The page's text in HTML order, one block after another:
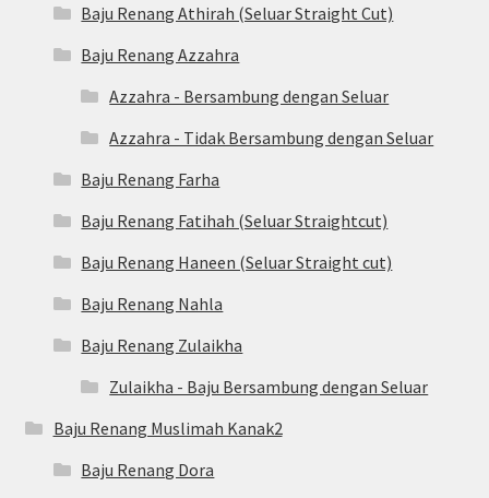
Baju Renang Athirah (Seluar Straight Cut)
Baju Renang Azzahra
Azzahra - Bersambung dengan Seluar
Azzahra - Tidak Bersambung dengan Seluar
Baju Renang Farha
Baju Renang Fatihah (Seluar Straightcut)
Baju Renang Haneen (Seluar Straight cut)
Baju Renang Nahla
Baju Renang Zulaikha
Zulaikha - Baju Bersambung dengan Seluar
Baju Renang Muslimah Kanak2
Baju Renang Dora